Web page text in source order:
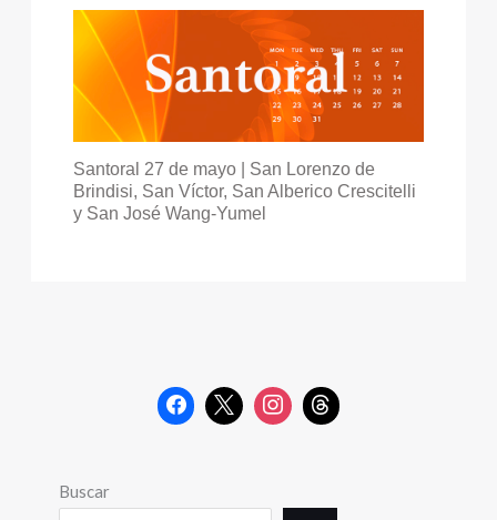
Santoral 27 de mayo | San Lorenzo de
Brindisi, San Víctor, San Alberico Crescitelli
y San José Wang-Yumel
Buscar